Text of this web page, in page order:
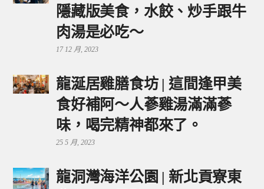
隱藏版美食，水餃、炒手跟牛
肉湯是必吃～
17 12 月, 2023
龍涎居雞膳食坊 | 這間逢甲美
食好補阿～人蔘雞湯滿滿蔘
味，喝完精神都來了。
25 5 月, 2023
龍洞灣海洋公園 | 新北貢寮東